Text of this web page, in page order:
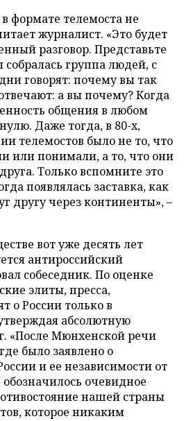
формате телемоста не
журналист. «Это будет
разговор. Представьте
собралась группа людей, с
говорят: почему вы так
а вы почему? Когда
общения в любом
Даже тогда, в 80-х,
телемостов было не то, что
или понимали, а то, что они
Только вспомните это
появлялась заставка, как
другу через континенты», –
вот уже десять лет
антироссийский
собеседник. По оценке
элиты, пресса,
о России только в
абсолютную
«После Мюнхенской речи
было заявлено о
и ее независимости от
очевидное
нашей страны
которое никаким